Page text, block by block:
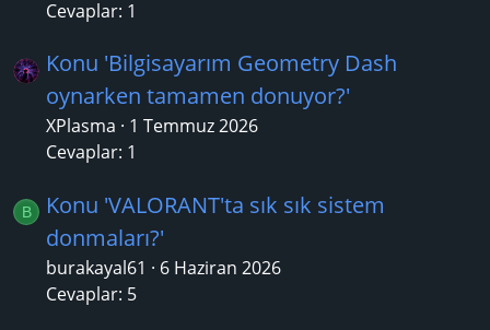
Cevaplar: 1
Konu 'Bilgisayarım Geometry Dash
oynarken tamamen donuyor?'
XPlasma
1 Temmuz 2026
Cevaplar: 1
B
Konu 'VALORANT'ta sık sık sistem
donmaları?'
burakayal61
6 Haziran 2026
Cevaplar: 5